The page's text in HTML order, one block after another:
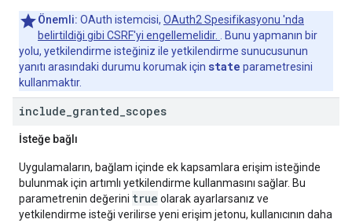
Önemli: OAuth istemcisi, OAuth2 Spesifikasyonu 'nda
belirtildiği gibi CSRF'yi engellemelidir.
. Bunu yapmanın bir
yolu, yetkilendirme isteğiniz ile yetkilendirme sunucusunun
yanıtı arasındaki durumu korumak için state parametresini
kullanmaktır.
include granted scopes
İsteğe bağlı
Uygulamaların, bağlam içinde ek kapsamlara erişim isteğinde
bulunmak için artımlı yetkilendirme kullanmasını sağlar. Bu
parametrenin değerini true olarak ayarlarsanız ve
yetkilendirme isteği verilirse yeni erişim jetonu, kullanıcının daha